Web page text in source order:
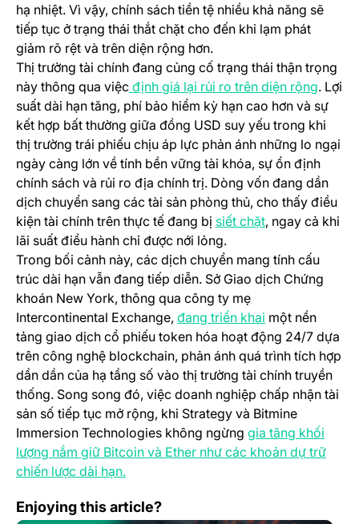
hạ nhiệt. Vì vậy, chính sách tiền tệ nhiều khả năng sẽ
tiếp tục ở trạng thái thắt chặt cho đến khi lạm phát
giảm rõ rệt và trên diện rộng hơn.
Thị trường tài chính đang củng cố trạng thái thận trọng
này thông qua việc định giá lại rủi ro trên diện rộng. Lợi
suất dài hạn tăng, phí bảo hiểm kỳ hạn cao hơn và sự
kết hợp bất thường giữa đồng USD suy yếu trong khi
thị trường trái phiếu chịu áp lực phản ánh những lo ngại
ngày càng lớn về tính bền vững tài khóa, sự ổn định
chính sách và rủi ro địa chính trị. Dòng vốn đang dần
dịch chuyển sang các tài sản phòng thủ, cho thấy điều
kiện tài chính trên thực tế đang bị siết chặt(opens in a
, ngay cả khi
lãi suất điều hành chỉ được nới lỏng.
Trong bối cảnh này, các dịch chuyển mang tính cấu
trúc dài hạn vẫn đang tiếp diễn. Sở Giao dịch Chứng
khoán New York, thông qua công ty mẹ
Intercontinental Exchange, đang triển khai (opens in a
một nền
tảng giao dịch cổ phiếu token hóa hoạt động 24/7 dựa
trên công nghệ blockchain, phản ánh quá trình tích hợp
dần dần của hạ tầng số vào thị trường tài chính truyền
thống. Song song đó, việc doanh nghiệp chấp nhận tài
sản số tiếp tục mở rộng, khi Strategy và Bitmine
Immersion Technologies không ngừng gia tăng khối
lượng nắm giữ Bitcoin và Ether như các khoản dự trữ
chiến lược dài hạn.(opens in a new tab)
Enjoying this article?
Phân Tích Động Lực Thị Trường Hiện Tại